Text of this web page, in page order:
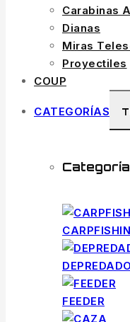
Carabinas
Dianas
Miras
Proyectiles
COUP
CATEGORÍAS
FEEDER